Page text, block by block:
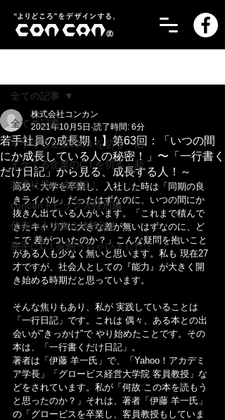
全ての記事
イケてる企業のC.I.を切る・旧
イケてる企業のC.I.を切る・新
若手社員の成長記！
concanトピックス特別編
代表の人物像＆体験談！
勝手にC.I.を創っちゃいました！
全ての記事
若手社員の成長期！】第63回：「いつの間
にか成長している人の秘密！」〜「一行書く
だけ日記」から見る、成長する人！～
株式会社コンカン
2021年10月5日 読了時間: 6分
高校・大学を卒業し、入社した時は「同期の良
きライバル」だったはずなのに、いつの間にか
抜きん出ている人がいます。「これまで積んで
きたキャリアに大きな差が無いはずなのに、ど
こで 差がついたのか？」こんな疑問を抱いこと
がある人も少なく無いと思います。私も 現在27
才ですが、社会人としての『能力』が大きく開
き始める時期だと思っています。
そんな焦りもあり、私が 実践していることは
「一行日記」です。これは 偶々、ある本との出
会いが"きっかけ"で やり始めたことです。その
本は、「一行書くだけ日記」。
著者は「伊藤 羊一氏」で、「Yahoo！アカデミ
ア学長」「グロービス経営大学院 客員教授」な
どをされています。私が「何故 この本を読もう
と思ったのか？」それは、著者「伊藤 羊一氏」
の「グロービスを卒業し、客員教授もしていま